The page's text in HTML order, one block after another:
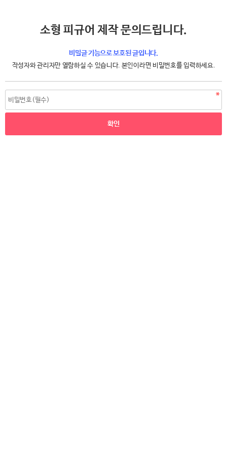
소형 피규어 제작 문의드립니다.
비밀글 기능으로 보호된 글입니다.
작성자와 관리자만 열람하실 수 있습니다. 본인이라면 비밀번호를 입력하세요.